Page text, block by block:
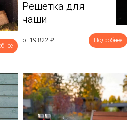
Решетка для
чаши
от 19 822 ₽ Подробнее